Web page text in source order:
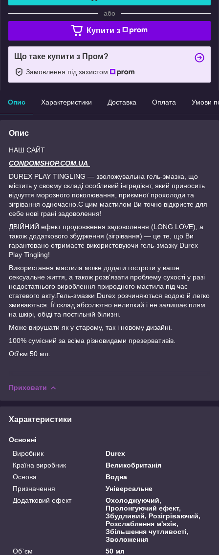
або
Купити з
Що таке купити з Пром?
Замовлення під захистом
Опис Характеристики Доставка Оплата Умови
Опис
НАШ САЙТ
CONDOMSHOP.COM.UA
DUREX PLAY TINGLING — зволожувальна гель-змазка, що
містить у своєму складі особливий інгредієнт, який приносить
відчуття морозного поколювання, приємної прохолоди та
зігрівання одночасно.С цим мастилом Ви точно відкриєте для
себе нові грані задоволення!
ДВІЙНИЙ ефект продовження задоволення (LONG LOVE), а
також додаткового збудження (зігрівання) — це те, що Ви
гарантовано отримаєте використовуючи гель-змазку Durex
Play Tingling!
Використання мастила може додати гостроти у ваше
сексуальне життя, а також розв'язати проблему сухості у разі
недостатнього вироблення природного мастила під час
статевого акту.Гель-змазки Durex розчиняються водою й легко
змиваються. Її склад абсолютно нелипкий і не залишає плям
на шкірі, обіді та постільній білизні.
Може вирушати як у старому, так і новому дизайні.
100% сумісний за всіма різновидами презервативів.
Об'єм 50 мл.
Приховати
Характеристики
Основні
Виробник
Durex
Країна виробник
Великобританія
Основа
Водна
Призначення
Універсальне
Додатковий ефект
Охолоджуючий,
Пролонгуючий ефект,
Збудливий, Розігріваючий,
Розслаблення м'язів,
Збільшення чутливості,
Зволоження
Об`єм
50 мл